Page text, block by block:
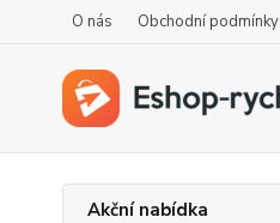
O nás Obchodní podmínky
Akční nabídka